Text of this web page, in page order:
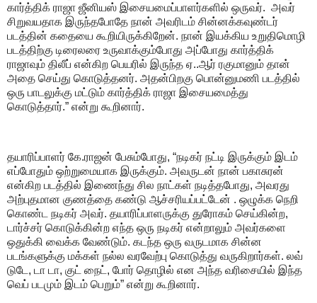
கார்த்திக் ராஜா ஜீனியஸ் இசையமைப்பாளர்களில் ஒருவர். அவர்
சிறுவயதாக இருந்தபோதே நான் அவரிடம் சின்னக்கவுண்டர்
படத்தின் கதையை கூறியிருக்கிறேன். நான் இயக்கிய உறுதிமொழி
படத்திற்கு டிரைலரை உருவாக்கும்போது அப்போது கார்த்திக்
ராஜாவும் திலீப் என்கிற பெயரில் இருந்த ஏ..ஆர் ரகுமானும் தான்
அதை செய்து கொடுத்தனர். அதன்பிறகு பொன்னுமணி படத்தில்
ஒரு பாடலுக்கு மட்டும் கார்த்திக் ராஜா இசையமைத்து
கொடுத்தார்.” என்று கூறினார்.
தயாரிப்பாளர் கே.ராஜன் பேசும்போது, “நடிகர் நட்டி இருக்கும் இடம்
எப்போதும் ஒற்றுமையாக இருக்கும். அவருடன் நான் பகாசுரன்
என்கிற படத்தில் இணைந்து சில நாட்கள் நடித்தபோது, அவரது
அற்புதமான குணத்தை கண்டு ஆச்சரியப்பட்டேன் . ஒழுக்க நெறி
கொண்ட நடிகர் அவர். தயாரிப்பாளருக்கு துரோகம் செய்கின்ற,
டார்ச்சர் கொடுக்கின்ற எந்த ஒரு நடிகர் என்றாலும் அவர்களை
ஒதுக்கி வைக்க வேண்டும். கடந்த ஒரு வருடமாக சின்ன
படங்களுக்கு மக்கள் நல்ல வரவேற்பு கொடுத்து வருகிறார்கள். லவ்
டுடே, டா டா, குட் நைட், போர் தொழில் என அந்த வரிசையில் இந்த
வெப் படமும் இடம் பெறும்” என்று கூறினார்.